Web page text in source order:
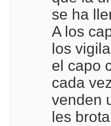
se ha
A los
los
el capo
cada
venden
les